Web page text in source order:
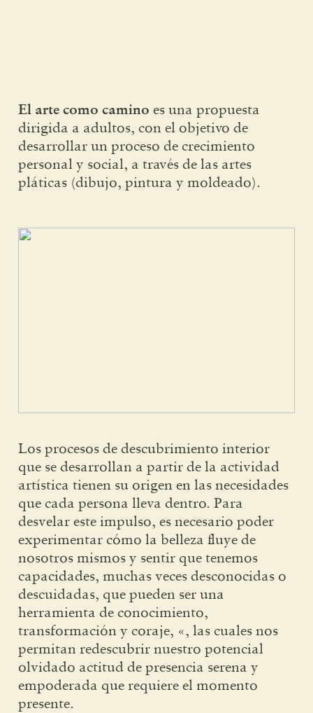
El arte como camino es una propuesta
dirigida a adultos, con el objetivo de
desarrollar un proceso de crecimiento
personal y social, a través de las artes
pláticas (dibujo, pintura y moldeado).
Los procesos de descubrimiento interior
que se desarrollan a partir de la actividad
artística tienen su origen en las necesidades
que cada persona lleva dentro. Para
desvelar este impulso, es necesario poder
experimentar cómo la belleza fluye de
nosotros mismos y sentir que tenemos
capacidades, muchas veces desconocidas o
descuidadas, que pueden ser una
herramienta de conocimiento,
transformación y coraje, «, las cuales nos
permitan redescubrir nuestro potencial
olvidado actitud de presencia serena y
empoderada que requiere el momento
presente.